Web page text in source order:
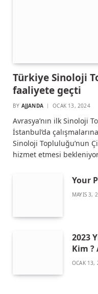
Türkiye Sinoloji
faaliyete geçti
BY AJJANDA OCAK 13, 2024
Avrasya’nın ilk Sinoloji
İstanbul’da
Sinoloji Topluluğu’nun
hizmet etmesi
Your
MAYIS 3,
2023
Kim ?
OCAK 13,